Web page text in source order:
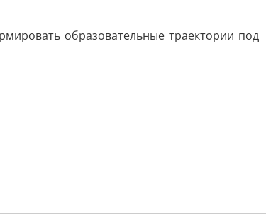
образовательные траектории под